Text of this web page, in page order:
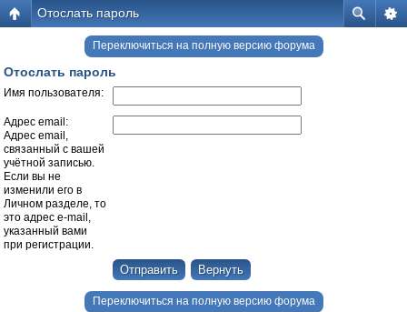
Отослать пароль
Переключиться на полную версию форума
Отослать пароль
Имя пользователя:
Адрес email:
Адрес email,
связанный с вашей
учётной записью.
Если вы не
изменили его в
Личном разделе, то
это адрес e-mail,
указанный вами
при регистрации.
Переключиться на полную версию форума